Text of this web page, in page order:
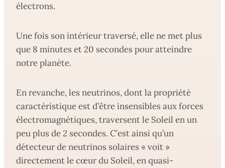
électrons.
Une fois son intérieur traversé, elle ne met plus
que 8 minutes et 20 secondes pour atteindre
notre planète.
En revanche, les neutrinos, dont la propriété
caractéristique est d’être insensibles aux forces
électromagnétiques, traversent le Soleil en un
peu plus de 2 secondes. C’est ainsi qu’un
détecteur de neutrinos solaires « voit »
directement le cœur du Soleil, en quasi-